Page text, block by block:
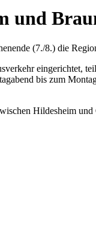
und
(7./8.) die
eingerichtet,
bis zum
Hildesheim